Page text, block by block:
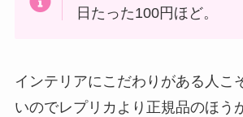
日たった100円ほど。
インテリアにこだわりがある人こ
いのでレプリカより正規品のほう